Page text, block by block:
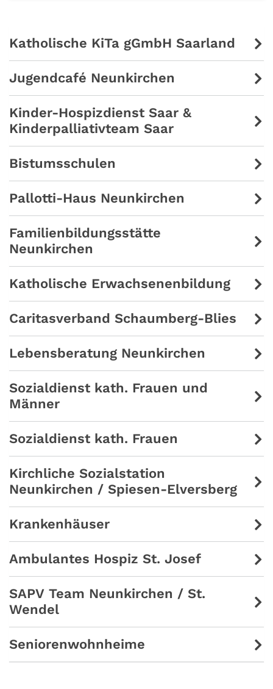
Katholische KiTa gGmbH Saarland
Jugendcafé Neunkirchen
Kinder-Hospizdienst Saar &
Kinderpalliativteam Saar
Bistumsschulen
Pallotti-Haus Neunkirchen
Familienbildungsstätte
Neunkirchen
Katholische Erwachsenenbildung
Caritasverband Schaumberg-Blies
Lebensberatung Neunkirchen
Sozialdienst kath. Frauen und
Männer
Sozialdienst kath. Frauen
Kirchliche Sozialstation
Neunkirchen / Spiesen-Elversberg
Krankenhäuser
Ambulantes Hospiz St. Josef
SAPV Team Neunkirchen / St.
Wendel
Seniorenwohnheime